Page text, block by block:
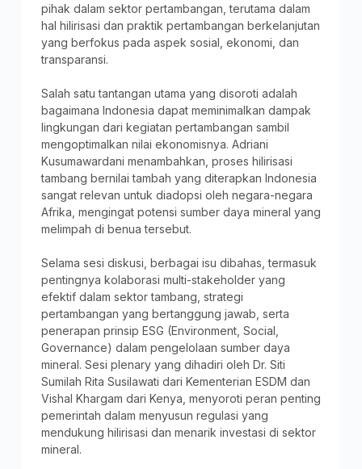
pihak dalam sektor pertambangan, terutama dalam
hal hilirisasi dan praktik pertambangan berkelanjutan
yang berfokus pada aspek sosial, ekonomi, dan
transparansi.
Salah satu tantangan utama yang disoroti adalah
bagaimana Indonesia dapat meminimalkan dampak
lingkungan dari kegiatan pertambangan sambil
mengoptimalkan nilai ekonomisnya. Adriani
Kusumawardani menambahkan, proses hilirisasi
tambang bernilai tambah yang diterapkan Indonesia
sangat relevan untuk diadopsi oleh negara-negara
Afrika, mengingat potensi sumber daya mineral yang
melimpah di benua tersebut.
Selama sesi diskusi, berbagai isu dibahas, termasuk
pentingnya kolaborasi multi-stakeholder yang
efektif dalam sektor tambang, strategi
pertambangan yang bertanggung jawab, serta
penerapan prinsip ESG (Environment, Social,
Governance) dalam pengelolaan sumber daya
mineral. Sesi plenary yang dihadiri oleh Dr. Siti
Sumilah Rita Susilawati dari Kementerian ESDM dan
Vishal Khargam dari Kenya, menyoroti peran penting
pemerintah dalam menyusun regulasi yang
mendukung hilirisasi dan menarik investasi di sektor
mineral.